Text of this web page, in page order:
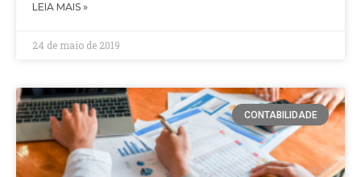
LEIA MAIS »
24 de maio de 2019
CONTABILIDADE